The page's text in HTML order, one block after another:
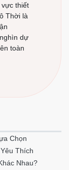
thiết
Thời là
dự
toàn
Chọn
Thích
Nhau?